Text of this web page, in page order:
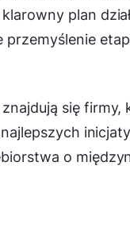
plan
przemyślenie
się
o